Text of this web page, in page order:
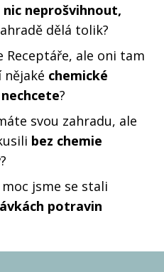
neprošvihnout,
dělá tolik?
ale oni tam
chemické
?
svou zahradu, ale
bez chemie
?
jsme se stali
potravin